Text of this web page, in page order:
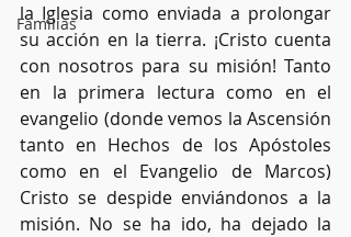
Familias
la Iglesia como enviada a prolongar
su acción en la tierra. ¡Cristo cuenta
con nosotros para su misión! Tanto
en la primera lectura como en el
evangelio (donde vemos la Ascensión
tanto en Hechos de los Apóstoles
como en el Evangelio de Marcos)
Cristo se despide enviándonos a la
misión. No se ha ido, ha dejado la